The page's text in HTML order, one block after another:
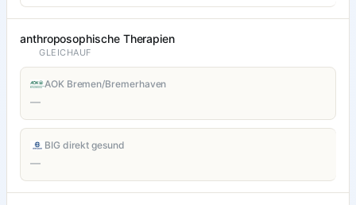
anthroposophische Therapien
GLEICHAUF
AOK Bremen/Bremerhaven
—
BIG direkt gesund
—